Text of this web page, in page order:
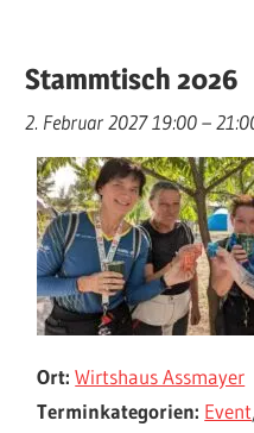
Stammtisch 2026
2. Februar 2027 19:00–
Ort: Wirtshaus Assmayer
Terminkategorien: Event,